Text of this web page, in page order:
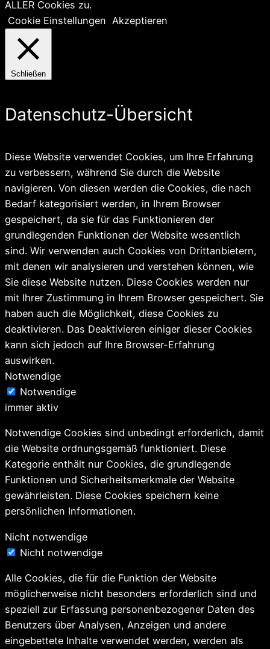
ALLER Cookies zu.
Cookie Einstellungen Akzeptieren
Schließen
Datenschutz-Übersicht
Diese Website verwendet Cookies, um Ihre Erfahrung
zu verbessern, während Sie durch die Website
navigieren. Von diesen werden die Cookies, die nach
Bedarf kategorisiert werden, in Ihrem Browser
gespeichert, da sie für das Funktionieren der
grundlegenden Funktionen der Website wesentlich
sind. Wir verwenden auch Cookies von Drittanbietern,
mit denen wir analysieren und verstehen können, wie
Sie diese Website nutzen. Diese Cookies werden nur
mit Ihrer Zustimmung in Ihrem Browser gespeichert. Sie
haben auch die Möglichkeit, diese Cookies zu
deaktivieren. Das Deaktivieren einiger dieser Cookies
kann sich jedoch auf Ihre Browser-Erfahrung
auswirken.
Notwendige
Notwendige
immer aktiv
Notwendige Cookies sind unbedingt erforderlich, damit
die Website ordnungsgemäß funktioniert. Diese
Kategorie enthält nur Cookies, die grundlegende
Funktionen und Sicherheitsmerkmale der Website
gewährleisten. Diese Cookies speichern keine
persönlichen Informationen.
Nicht notwendige
Nicht notwendige
Alle Cookies, die für die Funktion der Website
möglicherweise nicht besonders erforderlich sind und
speziell zur Erfassung personenbezogener Daten des
Benutzers über Analysen, Anzeigen und andere
eingebettete Inhalte verwendet werden, werden als